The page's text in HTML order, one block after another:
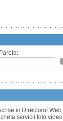
Parola:
in Directorul Web
servicii foto video